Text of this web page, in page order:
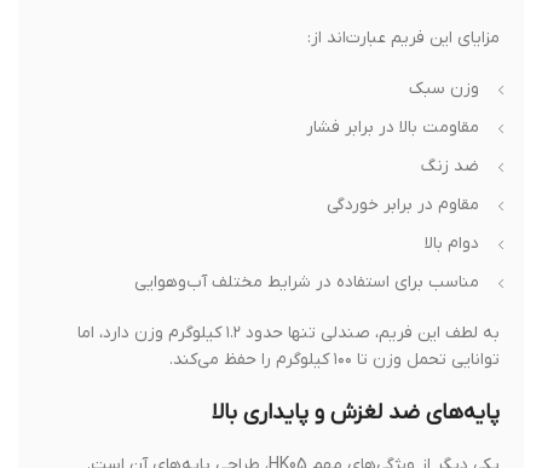
مزایای این فریم عبارت‌اند از:
وزن سبک
مقاومت بالا در برابر فشار
ضد زنگ
مقاوم در برابر خوردگی
دوام بالا
مناسب برای استفاده در شرایط مختلف آب‌وهوایی
به لطف این فریم، صندلی تنها حدود ۱.۲ کیلوگرم وزن دارد، اما
توانایی تحمل وزن تا ۱۰۰ کیلوگرم را حفظ می‌کند.
پایه‌های ضد لغزش و پایداری بالا